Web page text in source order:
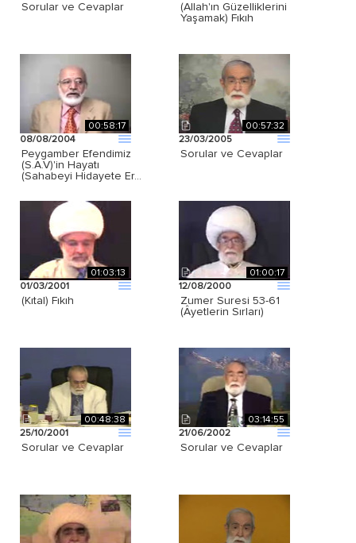
Sorular ve Cevaplar
(Allah'ın Güzelliklerini
Yaşamak) Fıkıh
00:58:17
08/08/2004
Peygamber Efendimiz
(S.A.V)'in Hayatı
(Sahabeyi Hidayete Er…
00:57:32
23/03/2005
Sorular ve Cevaplar
01:03:13
01/03/2001
(Kıtal) Fıkıh
01:00:17
12/08/2000
Zumer Suresi 53-61
(Âyetlerin Sırları)
00:48:38
25/10/2001
Sorular ve Cevaplar
03:14:55
21/06/2002
Sorular ve Cevaplar